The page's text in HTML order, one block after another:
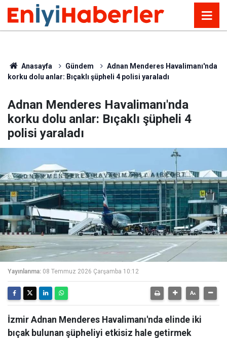
Anasayfa Gündem
Adnan Menderes Havalimanı'nda
korku dolu anlar: Bıçaklı şüpheli 4 polisi yaraladı
Adnan Menderes Havalimanı'nda
korku dolu anlar: Bıçaklı şüpheli 4
polisi yaraladı
Yayınlanma: 08 Temmuz 2026 Çarşamba 10:12
İzmir Adnan Menderes Havalimanı'nda elinde iki
bıçak bulunan şüpheliyi etkisiz hale getirmek